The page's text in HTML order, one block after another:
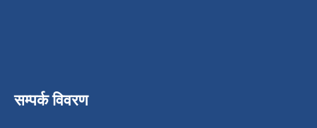
सम्पर्क विवरण